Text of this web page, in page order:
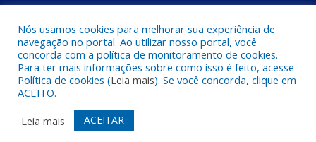
Todos os direitos reservados a Câmara Municipal de Primavera.
Mapa do Site
Acessar Área Administrativa
Acessar Webmail
Nós usamos cookies para melhorar sua experiência de
navegação no portal. Ao utilizar nosso portal, você
concorda com a política de monitoramento de cookies.
Para ter mais informações sobre como isso é feito, acesse
Política de cookies (Leia mais). Se você concorda, clique em
ACEITO.
Leia mais
ACEITAR